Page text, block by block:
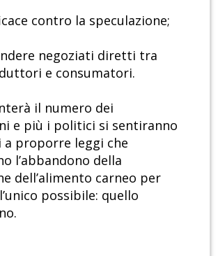
contro la speculazione;
negoziati diretti tra
e consumatori.
il numero dei
e più i politici si sentiranno
proporre leggi che
l’abbandono della
dell’alimento carneo per
possibile: quello